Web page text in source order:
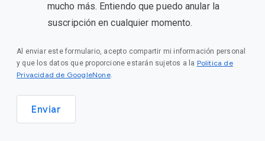
mucho más. Entiendo que puedo anular la
suscripción en cualquier momento.
Al enviar este formulario, acepto compartir mi información personal
y que los datos que proporcione estarán sujetos a la Política de
Privacidad de GoogleNone.
Enviar